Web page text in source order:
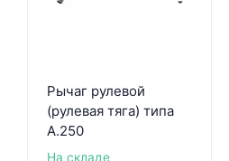
Рычаг рулевой
(рулевая тяга) типа
A.250
На складе